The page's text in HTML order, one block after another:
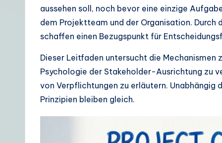
maussehen soll, noch bevor eine einzige
dem Projektteam und der Organisation. Durch
schaffen einen Bezugspunkt für
Dieser Leitfaden untersucht die Mechanismen
Psychologie der Stakeholder-Ausrichtung zu
von Verpflichtungen zu erläutern.
Prinzipien bleiben gleich.